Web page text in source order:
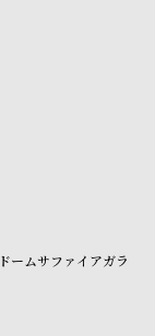
ームサファイアガラ